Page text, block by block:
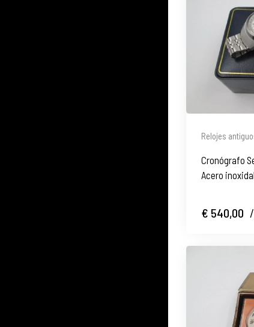
Relojes
Cronógrafo
Acero
€ 540,00